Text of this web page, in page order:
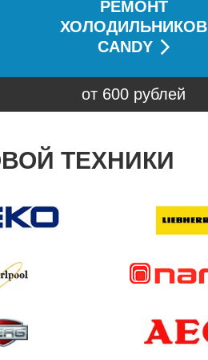
РЕМОНТ
ХОЛОДИЛЬНИКОВ
CANDY
от 600 рублей
ТЕХНИКИ